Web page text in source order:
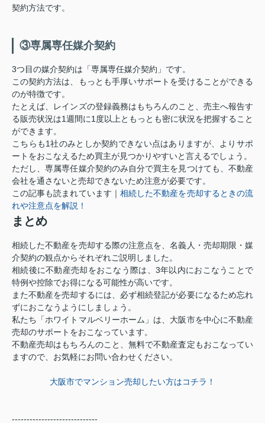
契約方法です。
③専属専任媒介契約
3つ目の媒介契約は「専属専任媒介契約」です。
この契約方法は、もっとも手厚いサポートを受けることができる
のが特徴です。
たとえば、レインズの登録義務はもちろんのこと、売主へ報告す
る販売状況は1週間に1度以上ともっとも密に状況を把握すること
ができます。
こちらも1社のみとしか契約できない点はありますが、よりサポ
ートをおこなえるため買主が見つかりやすいと言えるでしょう。
ただし、専属専任媒介契約のみ自分で買主を見つけても、不動産
会社を通さないと売却できないため注意が必要です。
この記事も読まれています｜ 相続した不動産を売却するときの流
れや注意点を解説！
まとめ
相続した不動産を売却する際の注意点を、名義人・売却期限・媒
介契約の観点からそれぞれご説明しました。
相続後に不動産売却をおこなう際は、3年以内におこなうことで
特例や控除でお得になる可能性が高いです。
また不動産を売却するには、必ず相続登記が必要になるため忘れ
ずにおこなうようにしましょう。
私たち「ホワイトマルベリーホーム」は、大阪市を中心に不動産
売却のサポートをおこなっています。
不動産売却はもちろんのこと、無料で不動産査定もおこなってい
ますので、お気軽にお問い合わせください。
大阪市でマンション売却したい方はコチラ！
-----------------------------